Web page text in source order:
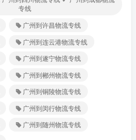
专线
广州到许昌物流专线
广州到连云港物流专线
广州到遂宁物流专线
广州到郴州物流专线
广州到铜陵物流专线
广州到闵行物流专线
广州到随州物流专线